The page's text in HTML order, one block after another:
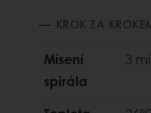
KROK ZA
Mísení
spirála
3